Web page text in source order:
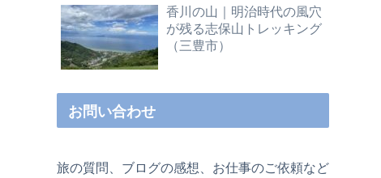
香川の山｜明治時代の風穴
が残る志保山トレッキング
（三豊市）
お問い合わせ
旅の質問、ブログの感想、お仕事のご依頼など